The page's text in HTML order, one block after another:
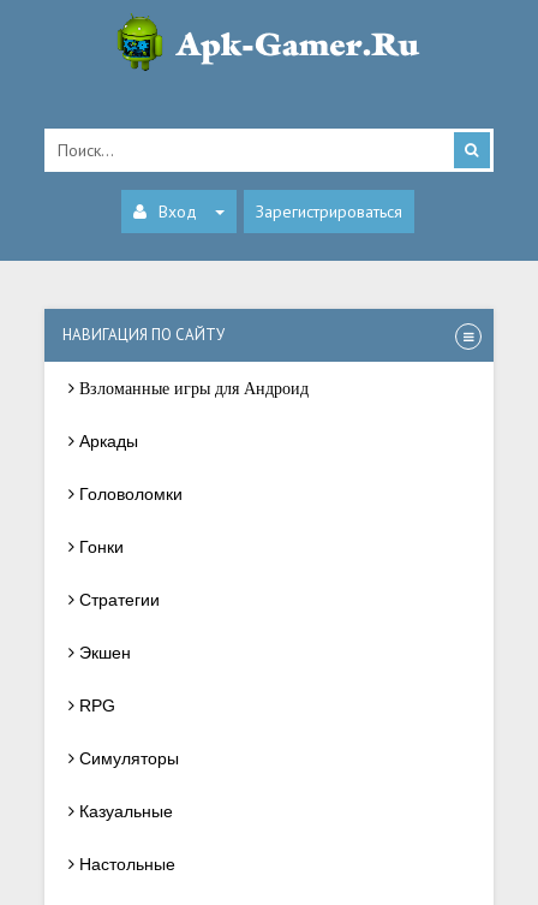
Вход Зарегистрироваться
НАВИГАЦИЯ ПО САЙТУ
Взломанные игры для Андроид
Аркады
Головоломки
Гонки
Стратегии
Экшен
RPG
Симуляторы
Казуальные
Настольные